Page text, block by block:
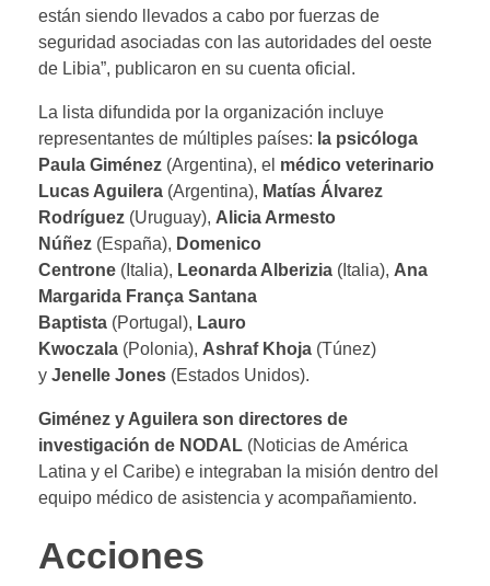
están siendo llevados a cabo por fuerzas de
seguridad asociadas con las autoridades del oeste
de Libia”, publicaron en su cuenta oficial.
La lista difundida por la organización incluye
representantes de múltiples países: la psicóloga
Paula Giménez (Argentina), el médico veterinario
Lucas Aguilera (Argentina), Matías Álvarez
Rodríguez (Uruguay), Alicia Armesto
Núñez (España), Domenico
Centrone (Italia), Leonarda Alberizia (Italia), Ana
Margarida França Santana
Baptista (Portugal), Lauro
Kwoczala (Polonia), Ashraf Khoja (Túnez)
y Jenelle Jones (Estados Unidos).
Giménez y Aguilera son directores de
investigación de NODAL (Noticias de América
Latina y el Caribe) e integraban la misión dentro del
equipo médico de asistencia y acompañamiento.
Acciones